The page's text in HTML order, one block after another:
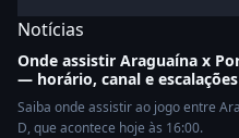
Notícias
Onde assistir Araguaína x
— horário, canal e escalações
Saiba onde assistir ao jogo entre
D, que acontece hoje às 16:00.